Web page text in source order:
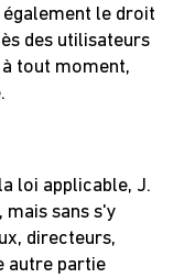
également le droit
des utilisateurs
tout moment,
loi applicable, J.
mais sans s'y
directeurs,
autre partie